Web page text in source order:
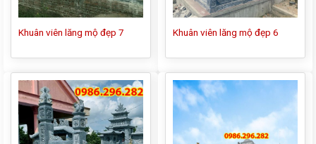
Khuân viên lăng mộ đẹp 7 Khuân viên lăng mộ đẹp 6